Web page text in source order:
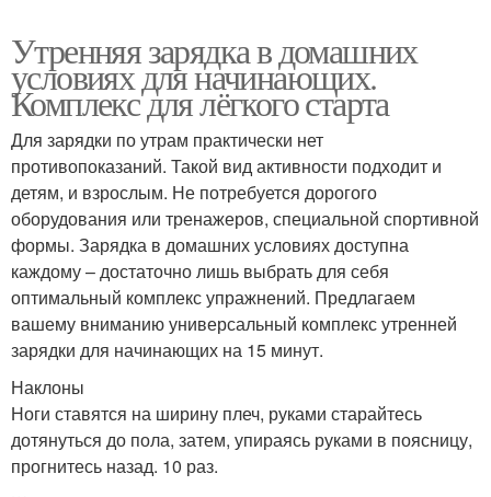
Утренняя зарядка в домашних
условиях для начинающих.
Комплекс для лёгкого старта
Для зарядки по утрам практически нет
противопоказаний. Такой вид активности подходит и
детям, и взрослым. Не потребуется дорогого
оборудования или тренажеров, специальной спортивной
формы. Зарядка в домашних условиях доступна
каждому – достаточно лишь выбрать для себя
оптимальный комплекс упражнений. Предлагаем
вашему вниманию универсальный комплекс утренней
зарядки для начинающих на 15 минут.
Наклоны
Ноги ставятся на ширину плеч, руками старайтесь
дотянуться до пола, затем, упираясь руками в поясницу,
прогнитесь назад. 10 раз.